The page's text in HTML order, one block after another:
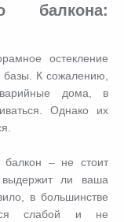
балкона:
остекление
базы. К сожалению,
дома, в
Однако их
балкон – не стоит
выдержит ли ваша
в большинстве
слабой и не